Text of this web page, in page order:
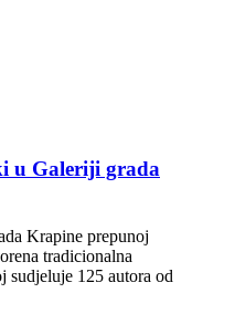
u Galeriji grada
Krapine prepunoj
tradicionalna
sudjeluje 125 autora od